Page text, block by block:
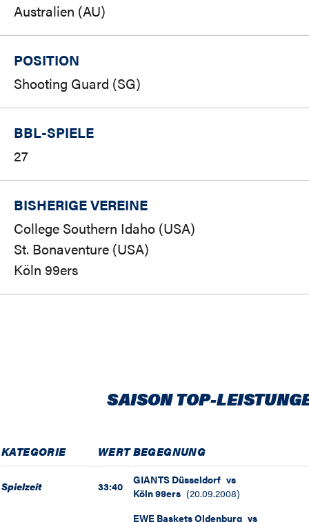
Australien (AU)
POSITION
Shooting Guard (SG)
BBL-SPIELE
27
BISHERIGE VEREINE
College Southern Idaho (USA)
St. Bonaventure (USA)
Köln 99ers
SAISON TOP-
KATEGORIE WERTBEGEGNUNG
Spielzeit 33:40 GIANTS Düsseldorf vs
Köln 99ers (20.09.2008)
EWE Baskets Oldenburg vs